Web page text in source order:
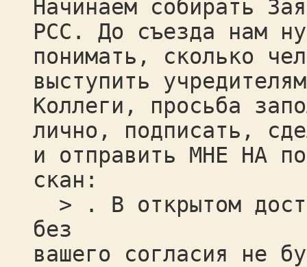
Начинаем собирать
РСС. До съезда нам
понимать, сколько
выступить
Коллеги, просьба
лично, подписать,
и отправить МНЕ НА
скан:
> . В открытом
без
вашего согласия не